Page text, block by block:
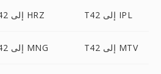
T42 إلى HRZ T42 إلى IPL
T42 إلى MNG T42 إلى MTV